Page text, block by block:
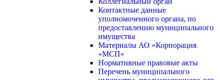
Контактные данные
уполномоченного органа, по
предоставлению муниципального
имущества
Материалы АО «Корпорация
«МСП»
Нормативные правовые акты
Перечень муниципального